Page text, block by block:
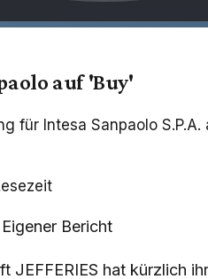
auf 'Buy'
für Intesa Sanpaolo
Eigener Bericht
JEFFERIES hat kürzlich